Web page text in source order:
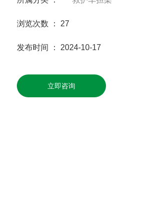
浏览次数 ： 27
发布时间 ： 2024-10-17
立即咨询